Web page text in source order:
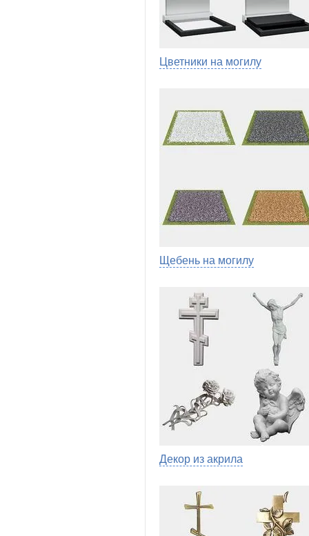
Цветники на могилу
Щебень на могилу
Декор из акрила